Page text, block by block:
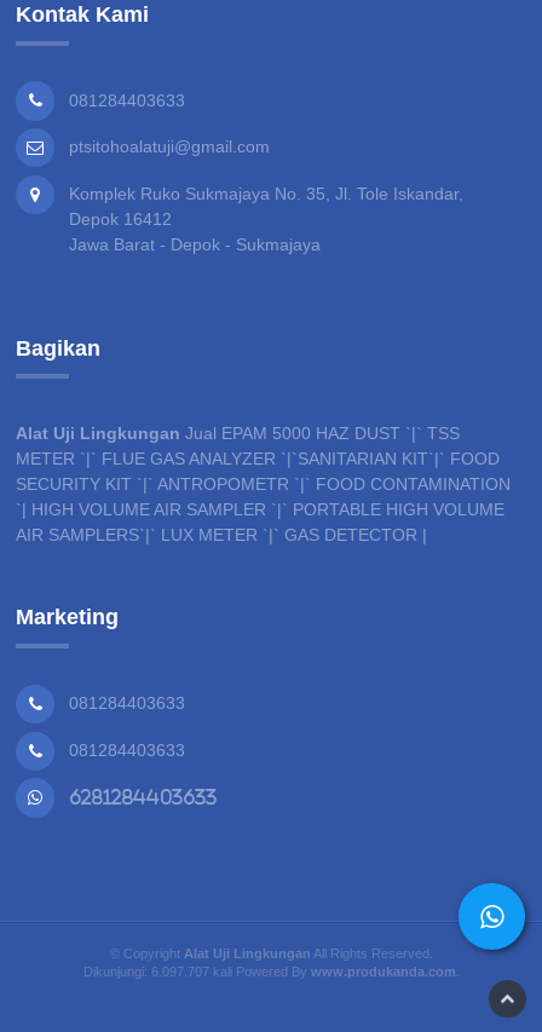
Kontak Kami
081284403633
ptsitohoalatuji@gmail.com
Komplek Ruko Sukmajaya No. 35, Jl. Tole Iskandar,
Depok 16412
Jawa Barat - Depok - Sukmajaya
Bagikan
Alat Uji Lingkungan Jual EPAM 5000 HAZ DUST `|` TSS
METER `|` FLUE GAS ANALYZER `|`SANITARIAN KIT`|` FOOD
SECURITY KIT `|` ANTROPOMETR `|` FOOD CONTAMINATION
`| HIGH VOLUME AIR SAMPLER `|` PORTABLE HIGH VOLUME
AIR SAMPLERS`|` LUX METER `|` GAS DETECTOR |
Marketing
081284403633
081284403633
6281284403633
© Copyright Alat Uji Lingkungan All Rights Reserved.
Dikunjungi: 6.097.707 kali Powered By www.produkanda.com